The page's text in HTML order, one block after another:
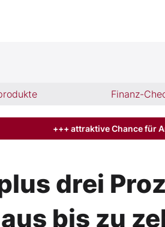
Finanz-
+++ attraktive Chance für
drei
bis zu